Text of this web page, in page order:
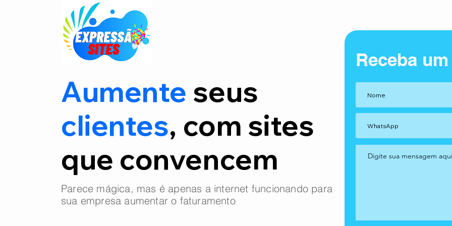
Aumente seus
clientes, com sites
que convencem
Parece mágica, mas é apenas a internet funcionando para
sua empresa aumentar o faturamento
Receba